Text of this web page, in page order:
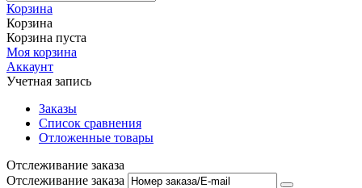
Корзина
Корзина
Корзина пуста
Моя корзина
Аккаунт
Учетная запись
Заказы
Список сравнения
Отложенные товары
Отслеживание заказа
Отслеживание заказа